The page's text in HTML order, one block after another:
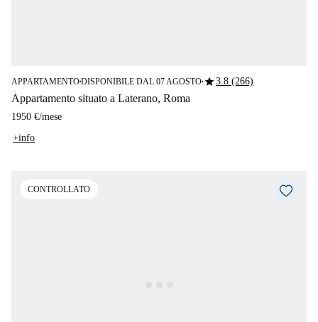
APPARTAMENTO■DISPONIBILE DAL 07 AGOSTO■star3.8 (266)
Appartamento situato a Laterano, Roma
1950 €/mese
+info
CONTROLLATO